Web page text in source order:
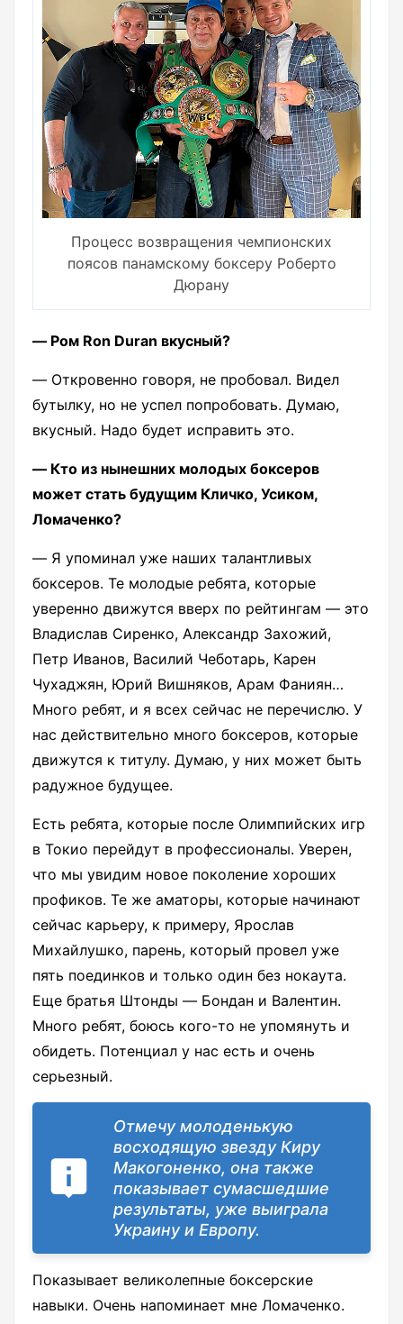
Процесс возвращения чемпионских
поясов панамскому боксеру Роберто
Дюрану
― Ром Ron Duran вкусный?
― Откровенно говоря, не пробовал. Видел
бутылку, но не успел попробовать. Думаю,
вкусный. Надо будет исправить это.
― Кто из нынешних молодых боксеров
может стать будущим Кличко, Усиком,
Ломаченко?
― Я упоминал уже наших талантливых
боксеров. Те молодые ребята, которые
уверенно движутся вверх по рейтингам ― это
Владислав Сиренко, Александр Захожий,
Петр Иванов, Василий Чеботарь, Карен
Чухаджян, Юрий Вишняков, Арам Фаниян…
Много ребят, и я всех сейчас не перечислю. У
нас действительно много боксеров, которые
движутся к титулу. Думаю, у них может быть
радужное будущее.
Есть ребята, которые после Олимпийских игр
в Токио перейдут в профессионалы. Уверен,
что мы увидим новое поколение хороших
профиков. Те же аматоры, которые начинают
сейчас карьеру, к примеру, Ярослав
Михайлушко, парень, который провел уже
пять поединков и только один без нокаута.
Еще братья Штонды ― Бондан и Валентин.
Много ребят, боюсь кого-то не упомянуть и
обидеть. Потенциал у нас есть и очень
серьезный.
Отмечу молоденькую
восходящую звезду Киру
Макогоненко, она также
показывает сумасшедшие
результаты, уже выиграла
Украину и Европу.
Показывает великолепные боксерские
навыки. Очень напоминает мне Ломаченко.